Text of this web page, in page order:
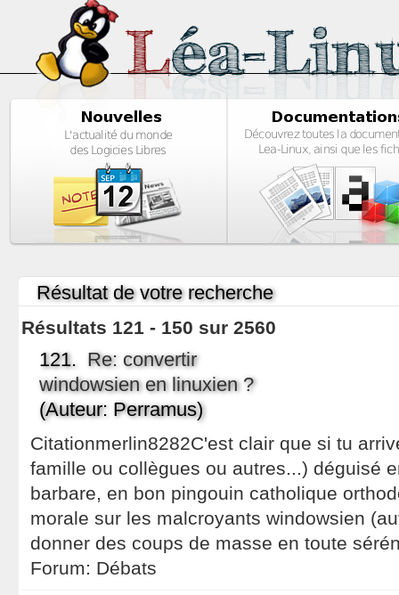
Résultat de votre recherche
Résultats 121 - 150 sur 2560
121. Re: convertir
windowsien en linuxien ?
(Auteur: Perramus)
Citationmerlin8282C'est clair que si tu
famille ou collègues ou autres...) déguisé
barbare, en bon pingouin catholique
morale sur les malcroyants windowsien
donner des coups de masse en toute
Forum: Débats